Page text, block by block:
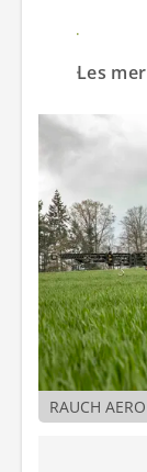
Få
Les
RAUCH AERO